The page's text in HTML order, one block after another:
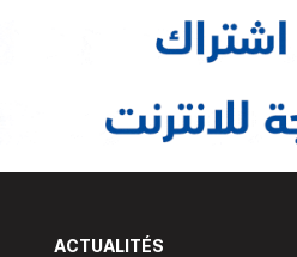
ACTUALITÉS